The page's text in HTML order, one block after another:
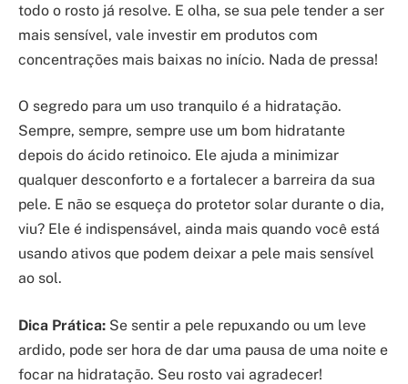
todo o rosto já resolve. E olha, se sua pele tender a ser
mais sensível, vale investir em produtos com
concentrações mais baixas no início. Nada de pressa!
O segredo para um uso tranquilo é a hidratação.
Sempre, sempre, sempre use um bom hidratante
depois do ácido retinoico. Ele ajuda a minimizar
qualquer desconforto e a fortalecer a barreira da sua
pele. E não se esqueça do protetor solar durante o dia,
viu? Ele é indispensável, ainda mais quando você está
usando ativos que podem deixar a pele mais sensível
ao sol.
Dica Prática: Se sentir a pele repuxando ou um leve
ardido, pode ser hora de dar uma pausa de uma noite e
focar na hidratação. Seu rosto vai agradecer!